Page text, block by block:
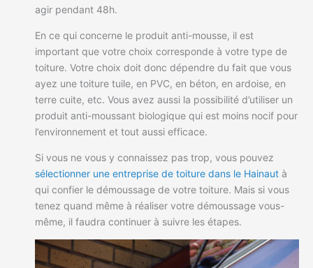
agir pendant 48h.
En ce qui concerne le produit anti-mousse, il est
important que votre choix corresponde à votre type de
toiture. Votre choix doit donc dépendre du fait que vous
ayez une toiture tuile, en PVC, en béton, en ardoise, en
terre cuite, etc. Vous avez aussi la possibilité d’utiliser un
produit anti-moussant biologique qui est moins nocif pour
l’environnement et tout aussi efficace.
Si vous ne vous y connaissez pas trop, vous pouvez
sélectionner une entreprise de toiture dans le Hainaut à
qui confier le démoussage de votre toiture. Mais si vous
tenez quand même à réaliser votre démoussage vous-
même, il faudra continuer à suivre les étapes.